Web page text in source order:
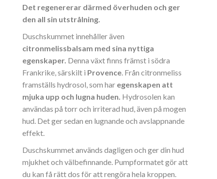
Det regenererar därmed överhuden och ger
den all sin utstrålning.
Duschskummet innehåller även
citronmelissbalsam med sina nyttiga
egenskaper. Denna växt finns främst i södra
Frankrike, särskilt i Provence . Från citronmeliss
framställs hydrosol, som har egenskapen att
mjuka upp och lugna huden. Hydrosolen kan
användas på torr och irriterad hud, även på mogen
hud. Det ger sedan en lugnande och avslappnande
effekt.
Duschskummet används dagligen och ger din hud
mjukhet och välbefinnande. Pumpformatet gör att
du kan få rätt dos för att rengöra hela kroppen.